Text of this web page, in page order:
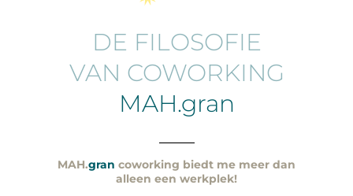
DE FILOSOFIE
VAN COWORKING
MAH.gran
MAH.gran coworking biedt me meer dan
alleen een werkplek!